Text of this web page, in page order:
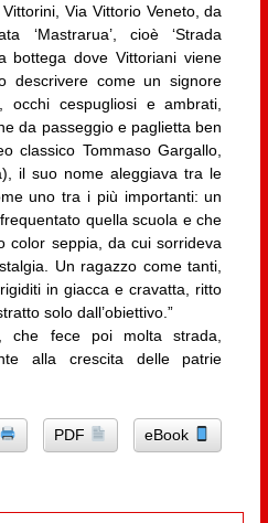
Via Vittorio Veneto, da
‘Mastrarua’, cioè ‘Strada
bottega dove Vittoriani viene
descrivere come un signore
occhi cespugliosi e ambrati,
da passeggio e paglietta ben
classico Tommaso Gargallo,
il suo nome aleggiava tra le
uno tra i più importanti: un
quella scuola e che
color seppia, da cui sorrideva
Un ragazzo come tanti,
in giacca e cravatta, ritto
solo dall’obiettivo.”
che fece poi molta strada,
alla crescita delle patrie
PDF eBook